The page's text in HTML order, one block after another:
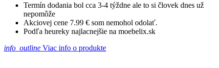
Termín dodania bol cca 3-4 týždne ale to si človek dnes už
nepomôže
Akciovej cene 7.99 € som nemohol odolať.
Podľa heureky najlacnejšie na moebelix.sk
info_outline Viac info o produkte